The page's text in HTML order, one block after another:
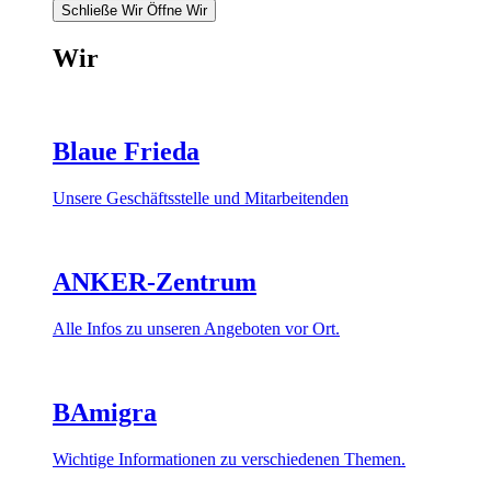
Schließe Wir Öffne Wir
Wir
Blaue Frieda
Unsere Geschäftsstelle und Mitarbeitenden
ANKER-Zentrum
Alle Infos zu unseren Angeboten vor Ort.
BAmigra
Wichtige Informationen zu verschiedenen Themen.